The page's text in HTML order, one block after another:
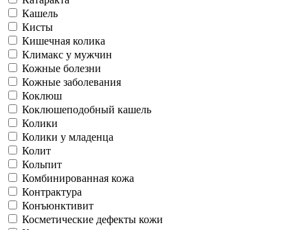
Кашель
Кисты
Кишечная колика
Климакс у мужчин
Кожные болезни
Кожные заболевания
Коклюш
Коклюшеподобный кашель
Колики
Колики у младенца
Колит
Кольпит
Комбинированная кожа
Контрактура
Конъюнктивит
Косметические дефекты кожи